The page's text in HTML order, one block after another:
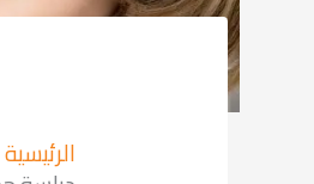
الرئيسية